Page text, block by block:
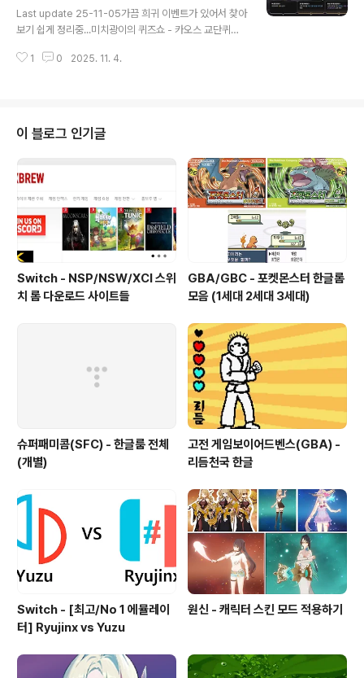
Last update 25-11-05가끔 희귀 이벤트가 있어서 찾아
보기 쉽게 정리중...미치광이의 퀴즈쇼 - 카오스 교단퀴즈
3가지 이벤트 > 기억 되는 것(랜덤): 스트레스 전체 5 증가
연사] 로 변환성서 제작 - 카오스 교단후원한다: 크레딧 40
감소, 선택 전투원 1회 번뜩임구절을 제안한다: 선택 카드
를 카드 [교단의 성서 페이지(비용0, 소멸2, 소멸시 카드
드로우 2]) 변환편찬에 참여한다: ..
1 0 2025. 11. 4.
이 블로그 인기글
Switch - NSP/NSW/XCI 스위
치 롬 다운로드 사이트들
GBA/GBC - 포켓몬스터 한글롬
모음 (1세대 2세대 3세대)
슈퍼패미콤(SFC) - 한글룸 전체
(개별)
고전 게임보이어드벤스(GBA) -
리듬천국 한글
Switch - [최고/No 1 에뮬레이
터] Ryujinx vs Yuzu
원신 - 캐릭터 스킨 모드 적용하기